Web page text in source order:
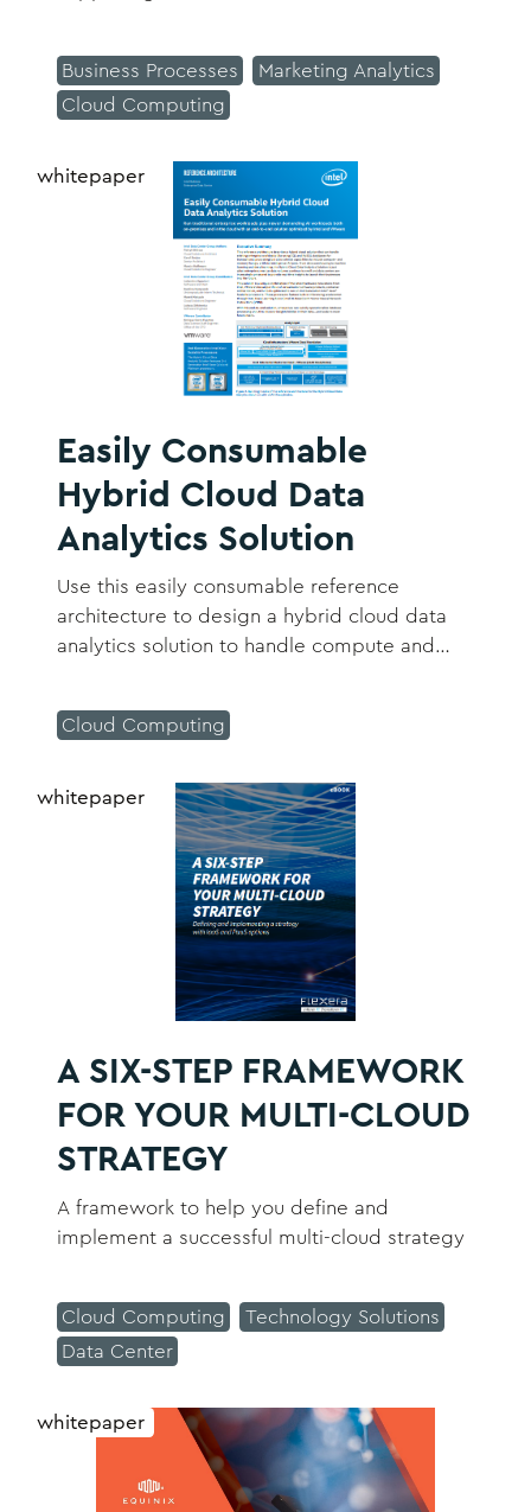
Business Processes
Marketing Analytics
Cloud Computing
whitepaper
Easily Consumable
Hybrid Cloud Data
Analytics Solution
Use this easily consumable reference
architecture to design a hybrid cloud data
analytics solution to handle compute and
Cloud Computing
whitepaper
A SIX-STEP FRAMEWORK
FOR YOUR MULTI-CLOUD
STRATEGY
A framework to help you define and
implement a successful multi-cloud strategy
Cloud Computing
Technology Solutions
Data Center
whitepaper